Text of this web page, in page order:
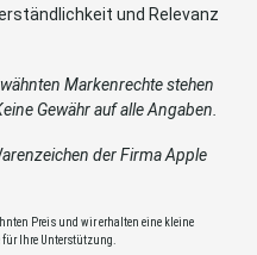
und Relevanz
Markenrechte stehen
Gewähr auf alle Angaben.
der Firma Apple
Preis und wir erhalten eine kleine
Ihre Unterstützung.